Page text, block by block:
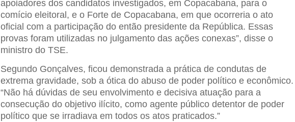
apoiadores dos candidatos investigados, em Copacabana, para o
comício eleitoral, e o Forte de Copacabana, em que ocorreria o ato
oficial com a participação do então presidente da República. Essas
provas foram utilizadas no julgamento das ações conexas”, disse o
ministro do TSE.
Segundo Gonçalves, ficou demonstrada a prática de condutas de
extrema gravidade, sob a ótica do abuso de poder político e econômico.
“Não há dúvidas de seu envolvimento e decisiva atuação para a
consecução do objetivo ilícito, como agente público detentor de poder
político que se irradiava em todos os atos praticados.”